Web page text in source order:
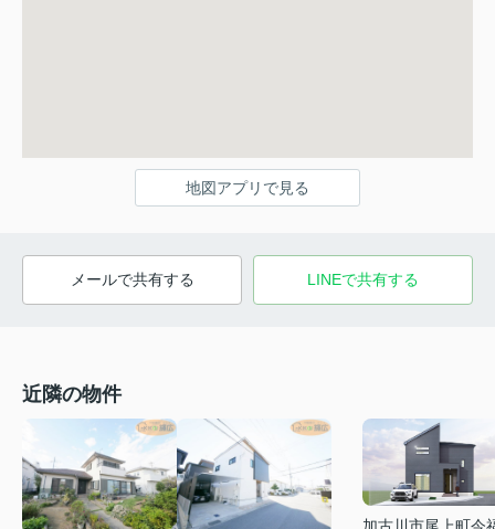
地図アプリで見る
メールで共有する LINEで共有する
近隣の物件